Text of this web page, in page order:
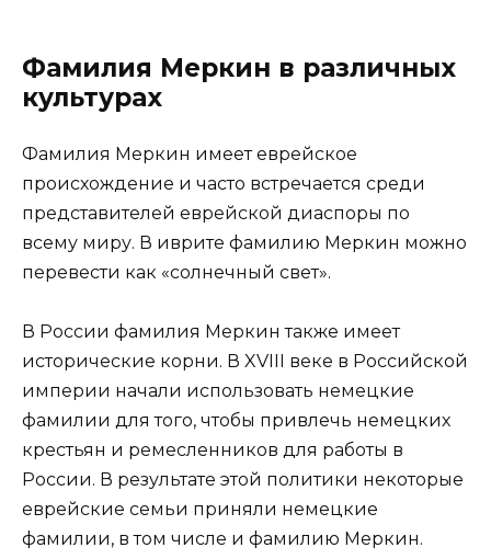
Фамилия Меркин в различных
культурах
Фамилия Меркин имеет еврейское
происхождение и часто встречается среди
представителей еврейской диаспоры по
всему миру. В иврите фамилию Меркин можно
перевести как «солнечный свет».
В России фамилия Меркин также имеет
исторические корни. В XVIII веке в Российской
империи начали использовать немецкие
фамилии для того, чтобы привлечь немецких
крестьян и ремесленников для работы в
России. В результате этой политики некоторые
еврейские семьи приняли немецкие
фамилии, в том числе и фамилию Меркин.